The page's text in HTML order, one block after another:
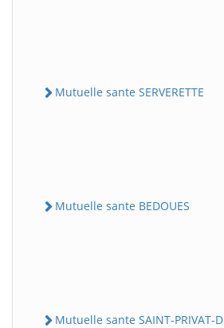
Mutuelle sante SERVERETTE
Mutuelle sante BEDOUES
Mutuelle sante SAINT-PRIVAT-